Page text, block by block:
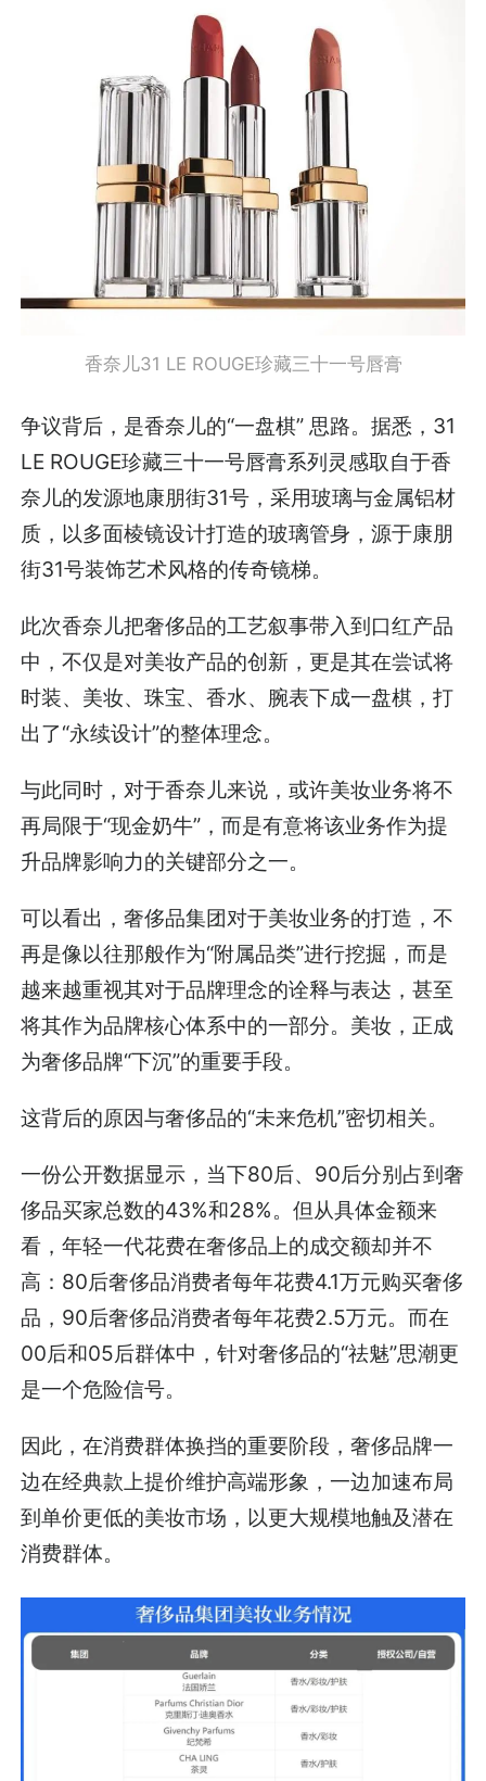
香奈儿31 LE ROUGE珍藏三十一号唇膏
争议背后，是香奈儿的“一盘棋” 思路。据悉，31
LE ROUGE珍藏三十一号唇膏系列灵感取自于香
奈儿的发源地康朋街31号，采用玻璃与金属铝材
质，以多面棱镜设计打造的玻璃管身，源于康朋
街31号装饰艺术风格的传奇镜梯。
此次香奈儿把奢侈品的工艺叙事带入到口红产品
中，不仅是对美妆产品的创新，更是其在尝试将
时装、美妆、珠宝、香水、腕表下成一盘棋，打
出了“永续设计”的整体理念。
与此同时，对于香奈儿来说，或许美妆业务将不
再局限于“现金奶牛”，而是有意将该业务作为提
升品牌影响力的关键部分之一。
可以看出，奢侈品集团对于美妆业务的打造，不
再是像以往那般作为“附属品类”进行挖掘，而是
越来越重视其对于品牌理念的诠释与表达，甚至
将其作为品牌核心体系中的一部分。美妆，正成
为奢侈品牌“下沉”的重要手段。
这背后的原因与奢侈品的“未来危机”密切相关。
一份公开数据显示，当下80后、90后分别占到奢
侈品买家总数的43%和28%。但从具体金额来
看，年轻一代花费在奢侈品上的成交额却并不
高：80后奢侈品消费者每年花费4.1万元购买奢侈
品，90后奢侈品消费者每年花费2.5万元。而在
00后和05后群体中，针对奢侈品的“祛魅”思潮更
是一个危险信号。
因此，在消费群体换挡的重要阶段，奢侈品牌一
边在经典款上提价维护高端形象，一边加速布局
到单价更低的美妆市场，以更大规模地触及潜在
消费群体。